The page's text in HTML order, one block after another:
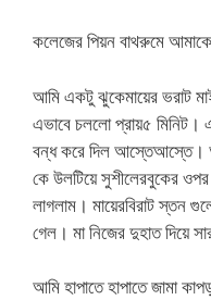
কলেজের পিয়ন বাথরুমে আমাকে
আমি একটু ঝুকেমায়ের ভরাট
এভাবে চললো প্রায়৫ মিনিট।
বন্ধ করে দিল আস্তেআস্তে।
কে উলটিয়ে সুশীলেরবুকের
লাগলাম। মায়েরবিরাট স্তন
গেল। মা নিজের দুহাত দিয়ে
আমি হাপাতে হাপাতে জামা